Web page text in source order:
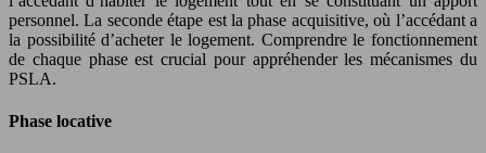
personnel. La seconde étape est la phase acquisitive, où l’accédant a
la possibilité d’acheter le logement. Comprendre le fonctionnement
de chaque phase est crucial pour appréhender les mécanismes du
PSLA.
Phase locative